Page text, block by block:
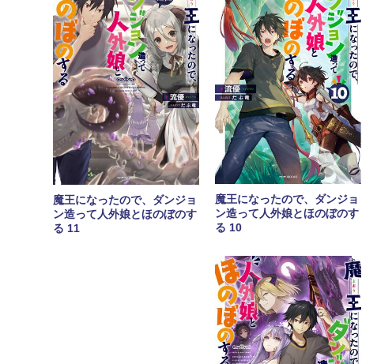
魔王になったので、ダンジョ
ン造って人外娘とほのぼのす
る 11
魔王になったので、ダンジョ
ン造って人外娘とほのぼのす
る 10